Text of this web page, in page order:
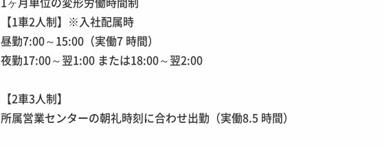
【1車2人制】※入社配属時
昼勤7:00～15:00（実働7 時間）
夜勤17:00～翌1:00 または18:00～翌2:00
【2車3人制】
所属営業センターの朝礼時刻に合わせ出勤（実働8.5 時間）